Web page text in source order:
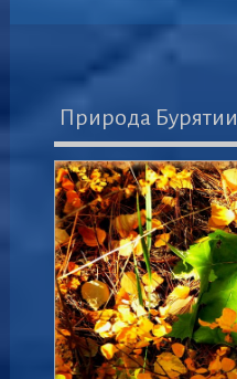
Природа Бурятии